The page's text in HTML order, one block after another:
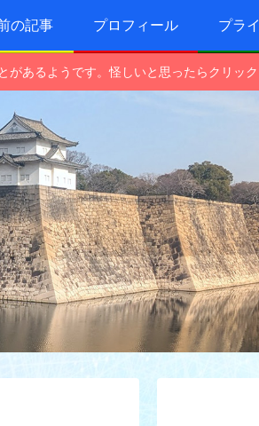
の記事 プロフィール プラ
あるようです。怪しいと思ったらクリック